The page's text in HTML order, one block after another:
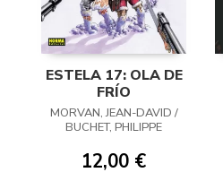
ESTELA 17: OLA DE
FRÍO
MORVAN, JEAN-DAVID /
BUCHET, PHILIPPE
12,00 €